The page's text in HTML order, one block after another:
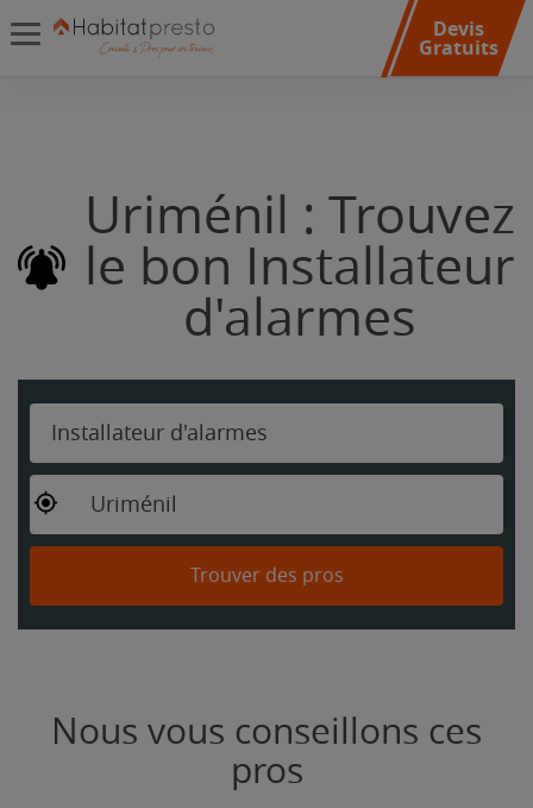
Devis
Gratuits
Uriménil : Trouvez
le bon Installateur
d'alarmes
Installateur d'alarmes
Uriménil
Trouver des pros
Nous vous conseillons ces
pros